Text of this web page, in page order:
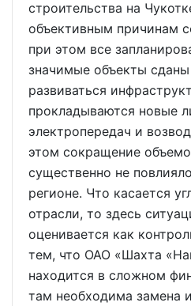
строительства на
объективным причинам
при этом все
значимые объекты
развиваться
прокладываются новые
электропередач и
этом сокращение
существенно не
регионе. Что касается
отрасли, то здесь
оценивается как
тем, что ОАО «Шахта
находится в сложном
там необходима замена